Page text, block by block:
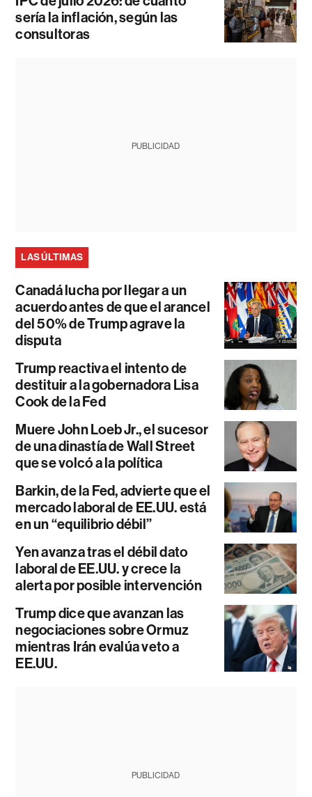
sería la inflación, según las
consultoras
PUBLICIDAD
LAS ÚLTIMAS
Canadá lucha por llegar a un
acuerdo antes de que el arancel
del 50% de Trump agrave la
disputa
Trump reactiva el intento de
destituir a la gobernadora Lisa
Cook de la Fed
Muere John Loeb Jr., el sucesor
de una dinastía de Wall Street
que se volcó a la política
Barkin, de la Fed, advierte que el
mercado laboral de EE.UU. está
en un “equilibrio débil”
Yen avanza tras el débil dato
laboral de EE.UU. y crece la
alerta por posible intervención
Trump dice que avanzan las
negociaciones sobre Ormuz
mientras Irán evalúa veto a
EE.UU.
PUBLICIDAD